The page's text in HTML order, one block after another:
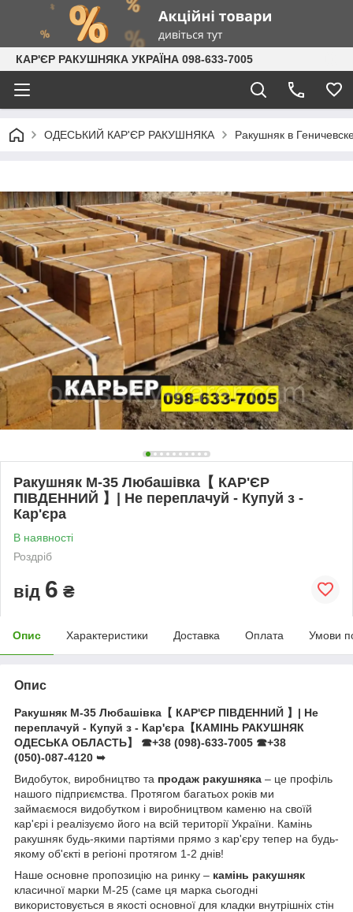
КАР'ЄР РАКУШНЯКА УКРАЇНА 098-633-7005
ОДЕСЬКИЙ КАР'ЄР РАКУШНЯКА Ракушняк в
Ракушняк М-35 Любашівка【 КАР'ЄР
ПІВДЕННИЙ 】| Не переплачуй - Купуй з -
Кар'єра
В наявності
Роздріб
від 6 ₴
Опис Характеристики Доставка Оплата Умови
Опис
Ракушняк М-35 Любашівка【 КАР'ЄР ПІВДЕННИЙ 】| Не
переплачуй - Купуй з - Кар'єра【КАМІНЬ РАКУШНЯК
ОДЕСЬКА ОБЛАСТЬ】
☎+38 (098)-633-7005 ☎+38
(050)-087-4120 ➥
Видобуток, виробництво та продаж ракушняка – це профіль
нашого підприємства. Протягом багатьох років ми
займаємося видобутком і виробництвом каменю на своїй
кар'єрі і реалізуємо його на всій території України. Камінь
ракушняк будь-якими партіями прямо з кар'єру тепер на будь-
якому об'єкті в регіоні протягом 1-2 днів!
Наше основне пропозицію на ринку – камінь ракушняк
класичної марки М-25 (саме ця марка сьогодні
використовується в якості основної для кладки внутрішніх стін